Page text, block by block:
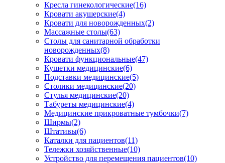
Кресла гинекологические(16)
Кровати акушерские(4)
Кровати для новорожденных(2)
Массажные столы(63)
Столы для санитарной обработки
новорожденных(8)
Кровати функциональные(47)
Кушетки медицинские(6)
Подставки медицинские(5)
Столики медицинские(20)
Стулья медицинские(20)
Табуреты медицинские(4)
Медицинские прикроватные тумбочки(7)
Ширмы(2)
Штативы(6)
Каталки для пациентов(11)
Тележки хозяйственные(10)
Устройство для перемещения пациентов(10)